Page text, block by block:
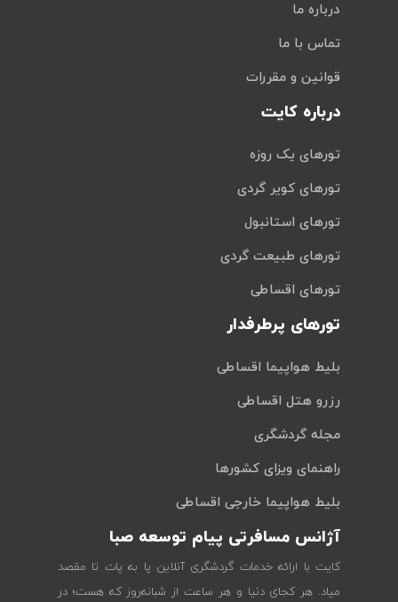
درباره ما
تماس با ما
قوانین و مقررات
درباره کایت
تورهای یک روزه
تورهای کویر گردی
تورهای استانبول
تورهای طبیعت گردی
تورهای اقساطی
تورهای پرطرفدار
بلیط هواپیما اقساطی
رزرو هتل اقساطی
مجله گردشگری
راهنمای ویزای کشورها
بلیط هواپیما خارجی اقساطی
آژانس مسافرتی پیام توسعه صبا
کایت با ارائه خدمات گردشگری آنلاین پا به پات تا مقصد
میاد. هر کجای دنیا و هر ساعت از شبانه‌روز که هست؛ در